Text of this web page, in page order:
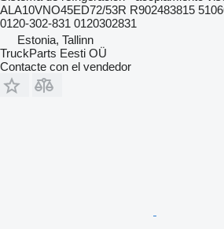
ALA10VNO45ED72/53R R902483815
0120-302-831 0120302831
Estonia, Tallinn
TruckParts Eesti OÜ
Contacte con el vendedor